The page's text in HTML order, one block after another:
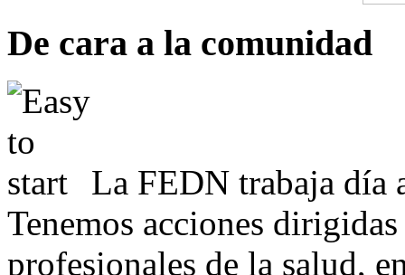
De cara a la comunidad
La FEDN trabaja día
Tenemos acciones
profesionales de la salud,